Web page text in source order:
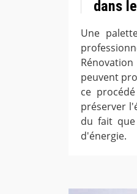
dans
Une
peuvent
ce
préserver
du fait
d'énergie.